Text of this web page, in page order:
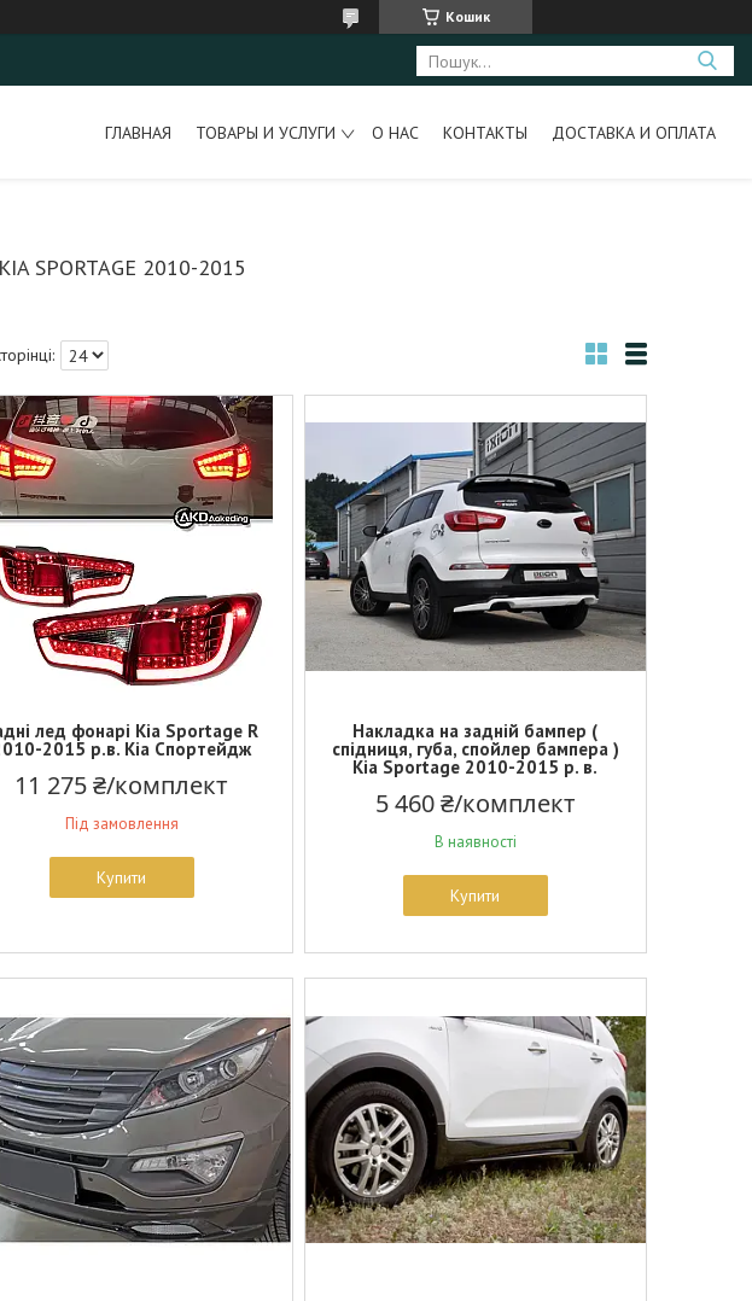
Кошик
ГЛАВНАЯ ТОВАРЫ И УСЛУГИ О НАС КОНТАКТЫ ДОСТАВКА И ОПЛАТА
KIA SPORTAGE 2010-2015
лед фонарі Kia Sportage R
2015 р.в. Кіа Спортейдж
11 275 ₴/комплект
Під замовлення
Купити
Накладка на задній бампер (
спідниця, губа, спойлер бампера )
Kia Sportage 2010-2015 р. в.
5 460 ₴/комплект
В наявності
Купити